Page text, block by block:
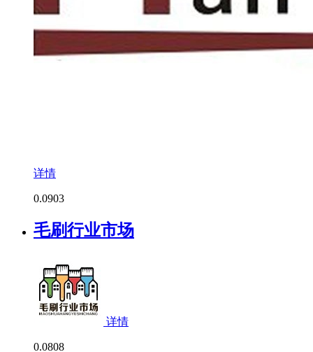
详情
0.0903
毛刷行业市场
详情
0.0808